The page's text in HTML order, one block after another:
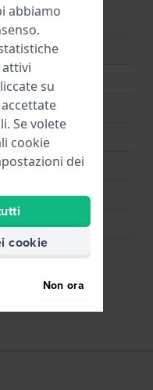
abbiamo
su
Se volete
cookie
dei
cookie
Non ora